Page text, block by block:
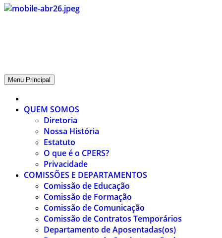
CPERS – Sindicato
CPERS – Sindicato dos Professores e Funcionários de escola do
Menu Principal
QUEM SOMOS
Diretoria
Nossa História
Estatuto
O que é o CPERS?
Privacidade
COMISSÕES E DEPARTAMENTOS
Comissão de Educação
Comissão de Formação
Comissão de Comunicação
Comissão de Contratos Temporários
Departamento de Aposentadas(os)